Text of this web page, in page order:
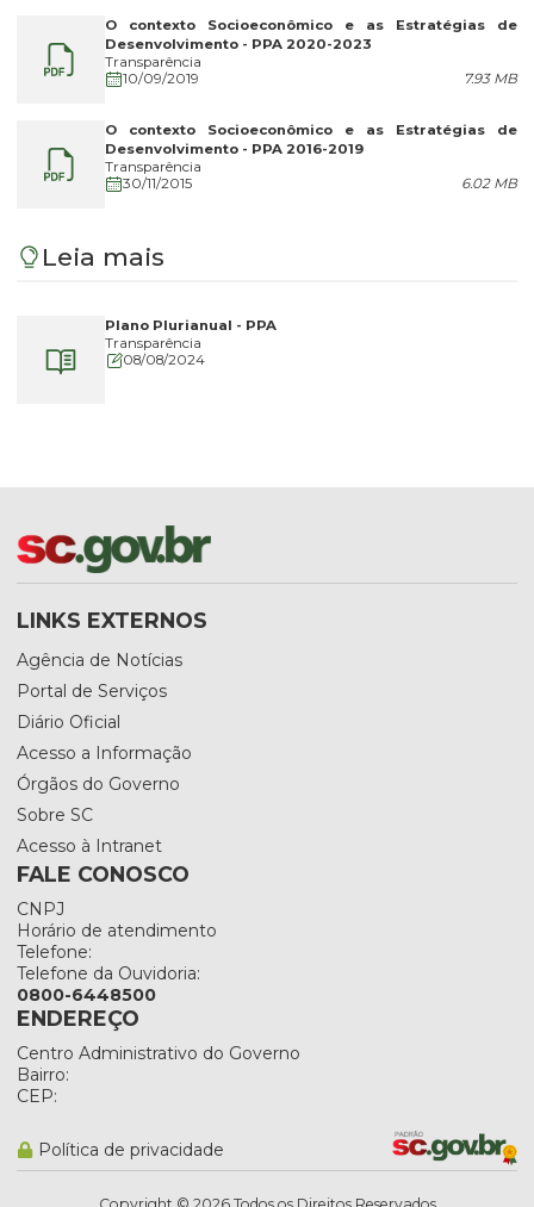
O contexto Socioeconômico e as Estratégias de
Desenvolvimento - PPA 2020-2023
Transparência
10/09/2019
7.93 MB
O contexto Socioeconômico e as Estratégias de
Desenvolvimento - PPA 2016-2019
Transparência
30/11/2015
6.02 MB
Leia mais
Plano Plurianual - PPA
Transparência
08/08/2024
LINKS EXTERNOS
Agência de Notícias
Portal de Serviços
Diário Oficial
Acesso a Informação
Órgãos do Governo
Sobre SC
Acesso à Intranet
FALE CONOSCO
CNPJ
Horário de atendimento
Telefone:
Telefone da Ouvidoria:
0800-6448500
ENDEREÇO
Centro Administrativo do Governo
Bairro:
CEP:
Política de privacidade